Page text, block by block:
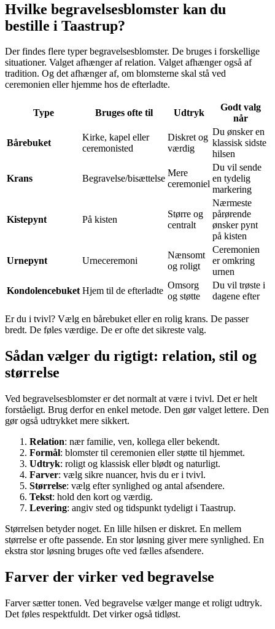
Hvilke begravelsesblomster kan du
bestille i Taastrup?
Der findes flere typer begravelsesblomster. De bruges i forskellige
situationer. Valget afhænger af relation. Valget afhænger også af
tradition. Og det afhænger af, om blomsterne skal stå ved
ceremonien eller hjemme hos de efterladte.
Type Bruges ofte til Udtryk
Godt valg
når
Bårebuket
Kirke, kapel eller
ceremonisted
Diskret og
værdig
Du ønsker en
klassisk sidste
hilsen
Krans Begravelse/bisættelse
Mere
ceremoniel
Du vil sende
en tydelig
markering
Kistepynt På kisten
Større og
centralt
Nærmeste
pårørende
ønsker pynt
på kisten
Urnepynt Urneceremoni
Nænsomt
og roligt
Ceremonien
er omkring
urnen
Kondolencebuket Hjem til de efterladte
Omsorg
og støtte
Du vil trøste i
dagene efter
Er du i tvivl? Vælg en bårebuket eller en rolig krans. De passer
bredt. De føles værdige. De er ofte det sikreste valg.
Sådan vælger du rigtigt: relation, stil og
størrelse
Ved begravelsesblomster er det normalt at være i tvivl. Det er helt
forståeligt. Brug derfor en enkel metode. Den gør valget lettere. Den
gør også udtrykket mere sikkert.
Relation: nær familie, ven, kollega eller bekendt.
Formål: blomster til ceremonien eller støtte til hjemmet.
Udtryk: roligt og klassisk eller blødt og naturligt.
Farver: vælg sikre nuancer, hvis du er i tvivl.
Størrelse: vælg efter synlighed og antal afsendere.
Tekst: hold den kort og værdig.
Levering: angiv sted og tidspunkt tydeligt i Taastrup.
Størrelsen betyder noget. En lille hilsen er diskret. En mellem
størrelse er ofte passende. En stor løsning giver mere synlighed. En
ekstra stor løsning bruges ofte ved fælles afsendere.
Farver der virker ved begravelse
Farver sætter tonen. Ved begravelse vælger mange et roligt udtryk.
Det føles respektfuldt. Det virker også tidløst.